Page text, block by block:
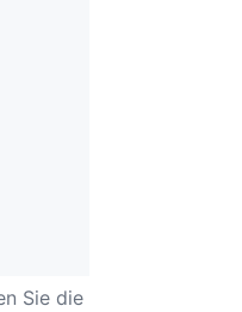
Sie die